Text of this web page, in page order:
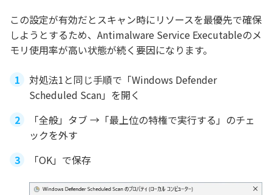
この設定が有効だとスキャン時にリソースを最優先で確保
しようとするため、Antimalware Service Executableのメ
モリ使用率が高い状態が続く要因になります。
対処法1と同じ手順で「Windows Defender
Scheduled Scan」を開く
「全般」タブ →「最上位の特権で実行する」のチェ
ックを外す
「OK」で保存